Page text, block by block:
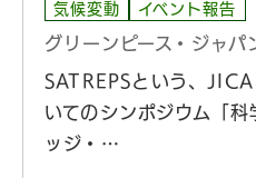
気候変動 イベント報告
グリーンピース・ジャパ
SATREPSという、
いてのシンポジウム「
ッジ・…